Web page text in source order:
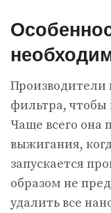
Производители
фильтра, чтобы
Чаще всего она
выжигания,
запускается
образом не
удалить все